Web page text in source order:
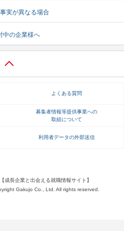
お役立ち記事・相談室など
よくある質問
不明点があればこちら
実が異なる場合
中の企業様へ
よくある質問
募集者情報等提供事業への
取組について
利用者データの外部送信
【成長企業と出会える就職情報サイト】
Gakujo Co., Ltd. All rights reserved.